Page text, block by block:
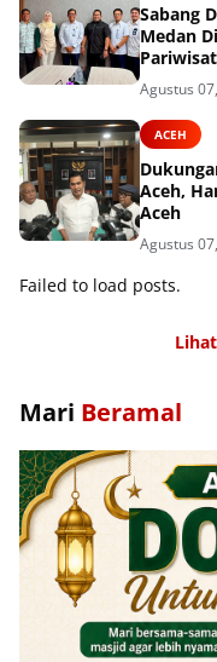
Sabang
Medan
Agustus
ACEH
Aceh,
Aceh
Agustus
Failed to load posts.
Mari Beramal